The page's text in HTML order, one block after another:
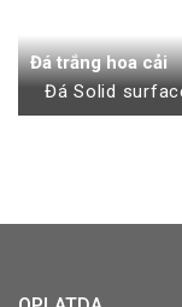
Đá Solid
Đá trắng hoa cải